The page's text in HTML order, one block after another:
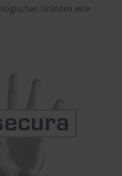
Gründen eine